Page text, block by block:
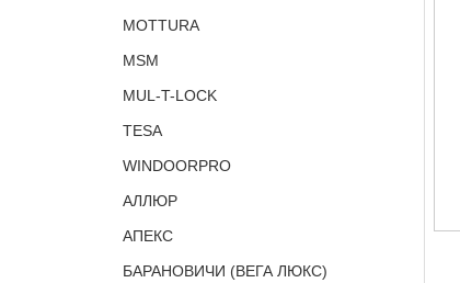
MOTTURA
MSM
MUL-T-LOCK
TESA
WINDOORPRO
АЛЛЮР
АПЕКС
БАРАНОВИЧИ (ВЕГА ЛЮКС)